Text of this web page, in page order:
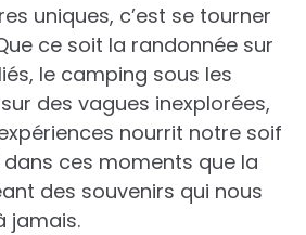
uniques, c’est se tourner
ce soit la randonnée sur
le camping sous les
des vagues inexplorées,
nourrit notre soif
dans ces moments que la
des souvenirs qui nous
jamais.